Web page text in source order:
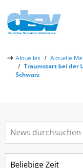
Aktuelles
Aktuelle
Traumstart bei der
Schwarz
Über uns
Aktuelles
Leistungs- &
Schwimmen lernen
Vereinsfinder
Lizenzwesen
Zentrale Hinweisstelle